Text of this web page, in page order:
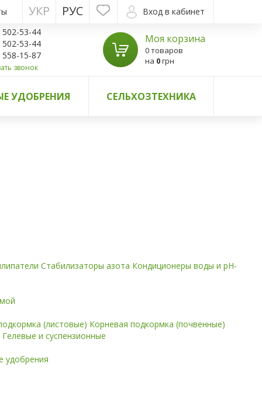
Вход в кабинет
РУС
УКР
502-53-44
502-53-44
558-15-87
звонок
Моя корзина
0 товаров
на 0грн
УДОБРЕНИЯ СЕЛЬХОЗТЕХНИКА
Стабилизаторы азота Кондиционеры воды и pH-
(листовые) Корневая подкормка (почвенные)
Гелевые и суспензионные
удобрения